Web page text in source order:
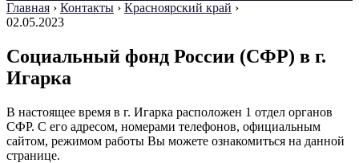
Главная › Контакты › Красноярский край ›
02.05.2023
Социальный фонд России (СФР) в г.
Игарка
В настоящее время в г. Игарка расположен 1 отдел органов
СФР. С его адресом, номерами телефонов, официальным
сайтом, режимом работы Вы можете ознакомиться на данной
странице.